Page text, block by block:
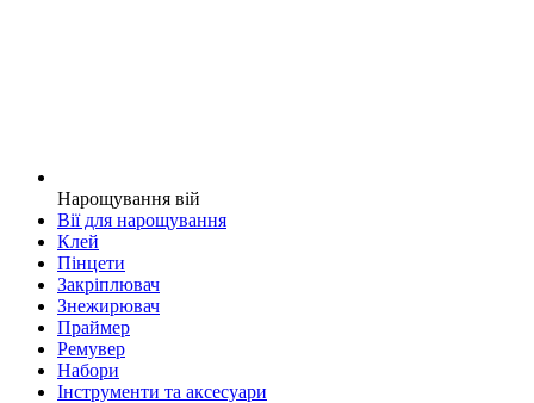
Нарощування вій
Вії для нарощування
Клей
Пінцети
Закріплювач
Знежирювач
Праймер
Ремувер
Набори
Інструменти та аксесуари